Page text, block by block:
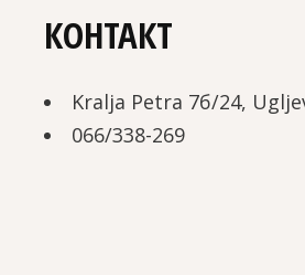
КОНТАКТ
Kralja Petra 7б/24,
066/338-269